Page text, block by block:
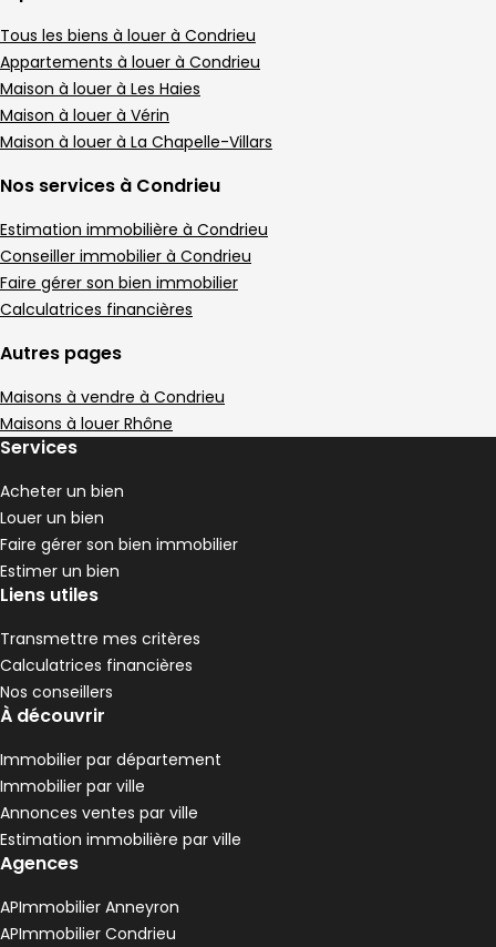
1 Terrasse
de village 59 m² 3 pièces Condrieu
Aller à l'image1
Aller à l'image 2
Aller à l'image 3
Aller à l'image 4
Aller à l'image5
Condrieu - 69420
Maison de village • 3 pièces • 59 m²
DPE :
D 2 chambres
de village 204 m² 6 pièces Condrieu
Aller à l'image
Aller à l'image
Aller à l'image
Aller à l'image
Aller à l'image
330 000 €
Condrieu - 69420
Maison de village • 6 pièces • 204 m²
DPE :
, ,
Tous les biens à louer à Condrieu
Appartements à louer à Condrieu
Maison à louer à Les Haies
Maison à louer à Vérin
Maison à louer à La Chapelle-Villars
Nos services à Condrieu
Estimation immobilière à Condrieu
Conseiller immobilier à Condrieu
Faire gérer son bien immobilier
Calculatrices financières
Autres pages
Maisons à vendre à Condrieu
Maisons à louer Rhône
Services
Acheter un bien
Louer un bien
Faire gérer son bien immobilier
Estimer un bien
Liens utiles
Transmettre mes critères
Calculatrices financières
Nos conseillers
À découvrir
Immobilier par département
Immobilier par ville
Annonces ventes par ville
Estimation immobilière par ville
Agences
APImmobilier Anneyron
APImmobilier Condrieu